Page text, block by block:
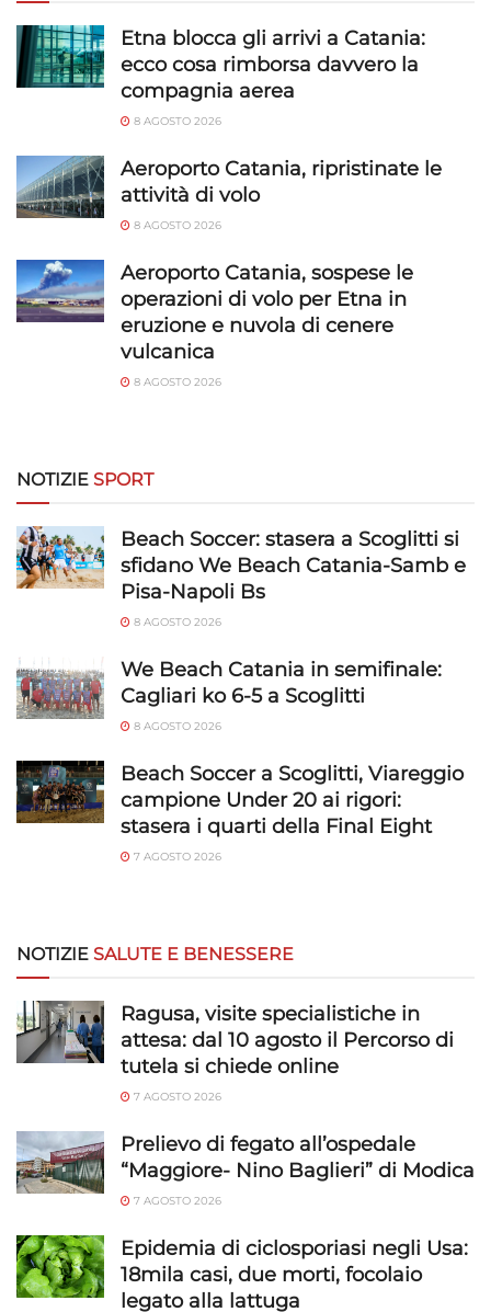
Garantire la sicurezza, prevenire e
rilevare frodi, correggere errori, Erogare
e presentare pubblicità e contenuto,
Salvare e comunicare le scelte sulla
privacy.
Etna blocca gli arrivi a Catania:
ecco cosa rimborsa davvero la
compagnia aerea
8 AGOSTO 2026
Aeroporto Catania, ripristinate le
attività di volo
8 AGOSTO 2026
Aeroporto Catania, sospese le
operazioni di volo per Etna in
eruzione e nuvola di cenere
vulcanica
8 AGOSTO 2026
NOTIZIE SPORT
Beach Soccer: stasera a Scoglitti si
sfidano We Beach Catania-Samb e
Pisa-Napoli Bs
8 AGOSTO 2026
We Beach Catania in semifinale:
Cagliari ko 6-5 a Scoglitti
8 AGOSTO 2026
Beach Soccer a Scoglitti, Viareggio
campione Under 20 ai rigori:
stasera i quarti della Final Eight
7 AGOSTO 2026
NOTIZIE SALUTE E BENESSERE
Ragusa, visite specialistiche in
attesa: dal 10 agosto il Percorso di
tutela si chiede online
7 AGOSTO 2026
Prelievo di fegato all’ospedale
“Maggiore- Nino Baglieri” di Modica
7 AGOSTO 2026
Epidemia di ciclosporiasi negli Usa:
18mila casi, due morti, focolaio
legato alla lattuga